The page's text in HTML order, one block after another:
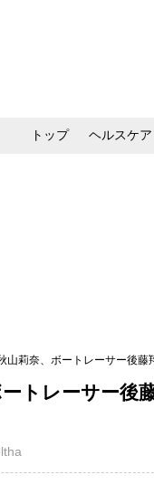
トップ ヘルスケア
山莉奈、ボートレーサー後藤
トレーサー後